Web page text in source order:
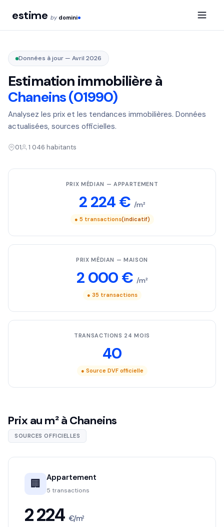
estime by domini
Données à jour — Avril 2026
Estimation immobilière à
Chaneins (01990)
Analysez les prix et les tendances immobilières. Données
actualisées, sources officielles.
01 1 046 habitants
PRIX MÉDIAN — APPARTEMENT
2 224 € /m²
● 5 transactions(indicatif)
PRIX MÉDIAN — MAISON
2 000 € /m²
● 35 transactions
TRANSACTIONS 24 MOIS
40
● Source DVF officielle
Prix au m² à Chaneins
SOURCES OFFICIELLES
🏢 Appartement
5 transactions
2 224 €/m²